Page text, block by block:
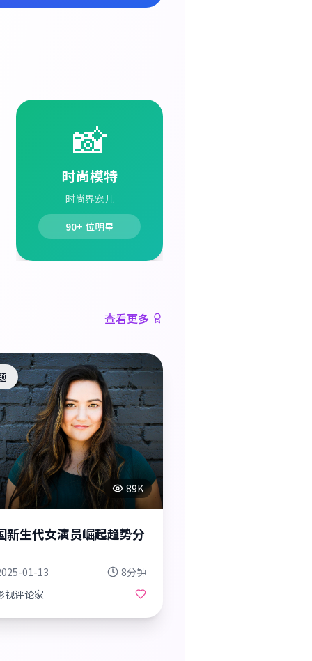
📸
时尚模特
时尚界宠儿
90+ 位明星
查看更多
89K
新生代女演员崛起趋势分
01-13
8分钟
视评论家